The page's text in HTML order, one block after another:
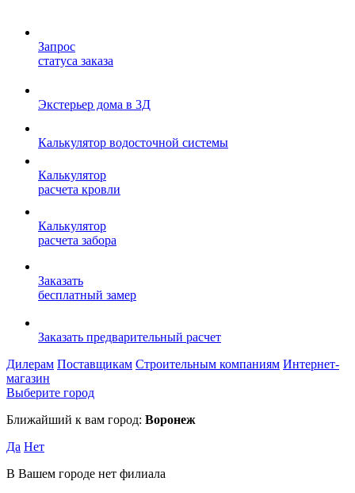
Запрос
статуса заказа
Экстерьер дома в 3Д
Калькулятор водосточной системы
Калькулятор
расчета кровли
Калькулятор
расчета забора
Заказать
бесплатный замер
Заказать предварительный расчет
Дилерам Поставщикам Строительным компаниям Интернет-
магазин
Выберите город
Ближайший к вам город: Воронеж
Да Нет
В Вашем городе нет филиала